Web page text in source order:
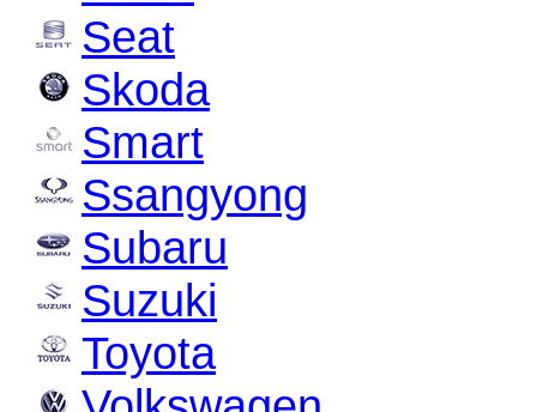
Seat
Skoda
Smart
Ssangyong
Subaru
Suzuki
Toyota